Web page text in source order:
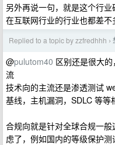
另外再说一句，就是这个行
在互联网行业的行业也都差不
Replied to a topic by zzfredhhh ›
@pulutom40 区别还是很大
流
技术向的主流还是渗透测试
基线，主机漏洞，SDLC 等等
合规向就是针对全球合规一
虑了，例如国内的等级保护